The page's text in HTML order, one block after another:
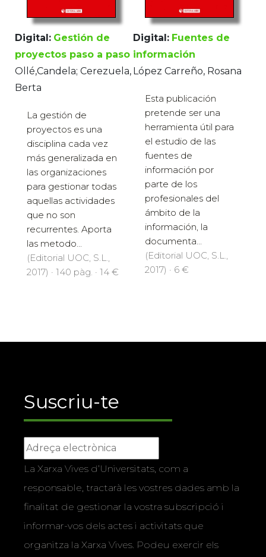
Digital: Gestión de
proyectos paso a paso
Ollé,Candela; Cerezuela,
Berta
La gestión de
proyectos es una
disciplina cada vez
más generalizada en
las organizaciones
para gestionar todas
aquellas actividades
que no son
recurrentes. Aporta
las metodo...
(Editorial UOC, S.L.,
2017) · 140 pàg. · 14 €
Digital: Fuentes de
información
López Carreño, Rosana
Esta publicación
pretende ser una
herramienta útil para
el estudio de las
fuentes de
información por
parte de los
profesionales del
ámbito de la
información, la
documenta...
(Editorial UOC, S.L.,
2017) · 6 €
Suscriu-te
La Xarxa Vives d’Universitats, com a
responsable, tractarà les vostres dades amb la
finalitat de gestionar la vostra subscripció i
informar-vos dels actes i activitats que
organitza la Xarxa Vives. Podeu exercir els